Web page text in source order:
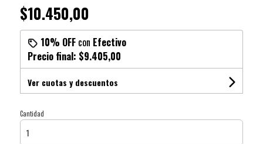
$10.450,00
10% OFFcon Efectivo
Precio final: $9.405,00
Ver cuotas y descuentos
Cantidad